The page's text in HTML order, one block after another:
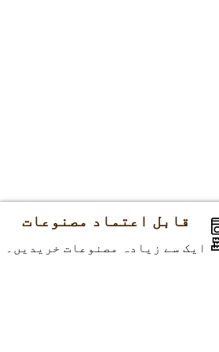
قابل اعتماد مصنوعات
ایک سے زیادہ مصنوعات خریدیں۔